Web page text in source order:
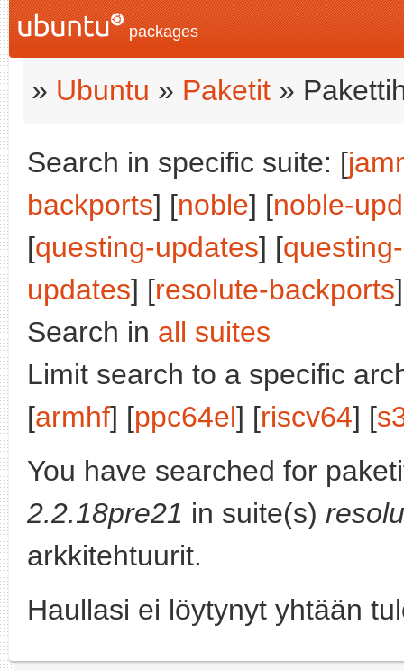
packages
» Ubuntu » Paketit »
Search in specific suite: [
backports] [noble] [noble-
[questing-updates] [
updates] [resolute-backports
Search in all suites
Limit search to a specific
[armhf] [ppc64el] [riscv64] [
You have searched for
2.2.18pre21 in suite(s)
arkkitehtuurit.
Haullasi ei löytynyt yhtään